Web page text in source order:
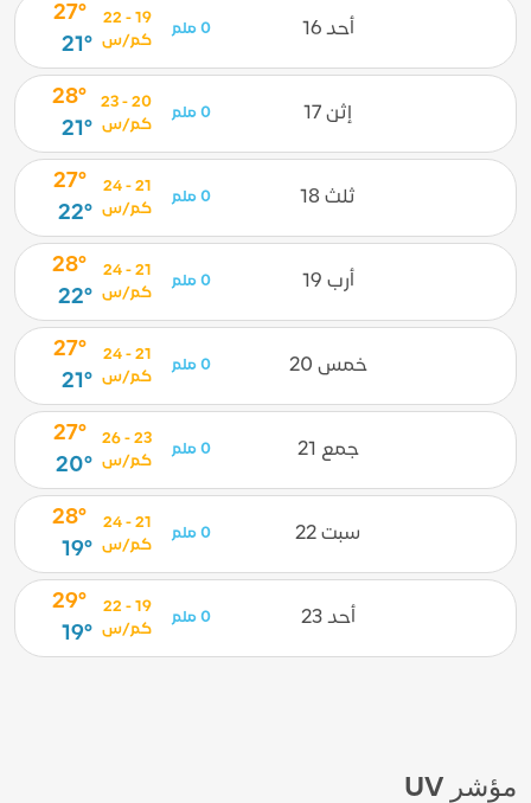
أحد 16 0 ملم
19 - 22
كم/س
27°
21°
إثن 17 0 ملم
20 - 23
كم/س
28°
21°
ثلث 18 0 ملم
21 - 24
كم/س
27°
22°
أرب 19 0 ملم
21 - 24
كم/س
28°
22°
خمس 20 0 ملم
21 - 24
كم/س
27°
21°
جمع 21 0 ملم
23 - 26
كم/س
27°
20°
سبت 22 0 ملم
21 - 24
كم/س
28°
19°
أحد 23 0 ملم
19 - 22
كم/س
29°
19°
مؤشر UV